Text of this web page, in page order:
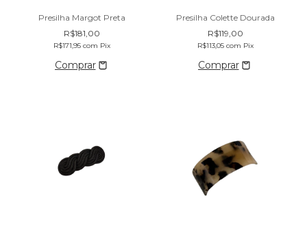
Presilha Margot Preta
R$181,00
R$171,95 com Pix
Presilha Colette Dourada
R$119,00
R$113,05 com Pix